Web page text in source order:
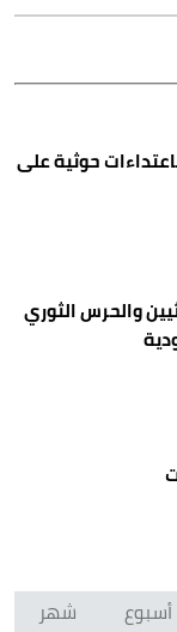
11 مصاباً باعتداءات حوثية على
والحرس الثوري
أسبوع شهر